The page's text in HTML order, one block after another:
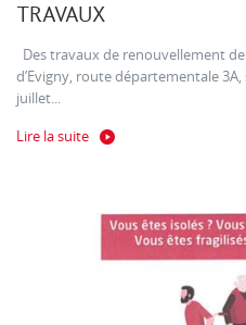
TRAVAUX
Des travaux de renouvellement
d’Evigny, route départementale
juillet...
Lire la suite